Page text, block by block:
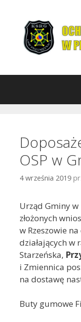
OSP w
4 września 2019
Urząd Gminy
złożonych
w Rzeszowie
działających w
Starzeńska,
i Zmiennica
na dostawę
Buty gumowe